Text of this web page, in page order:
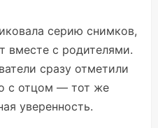
серию снимков,
вместе с родителями.
сразу отметили
с отцом — тот же
уверенность.